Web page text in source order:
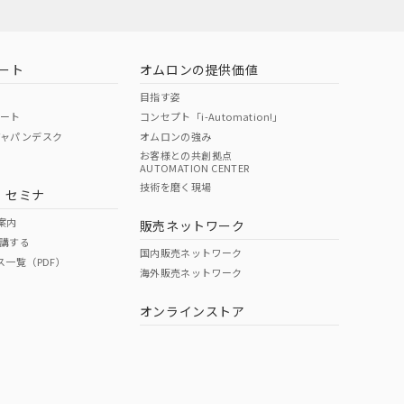
ト
ト
パンデスク
セミナ
内
する
覧（PDF）
オムロンの提供価値
目指す姿
コンセプト「i-Automation!」
オムロンの強み
お客様との共創拠点
AUTOMATION CENTER
技術を磨く現場
販売ネットワーク
国内販売ネットワーク
海外販売ネットワーク
オンラインストア